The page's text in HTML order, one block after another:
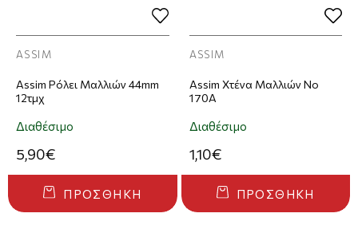
ASSIM
Assim Ρόλει Μαλλιών 44mm
12τμχ
Διαθέσιμο
5,90€
ΠΡΟΣΘΉΚΗ
ASSIM
Assim Χτένα Μαλλιών Νο
170Α
Διαθέσιμο
1,10€
ΠΡΟΣΘΉΚΗ